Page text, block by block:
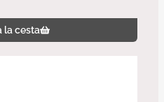
la cesta